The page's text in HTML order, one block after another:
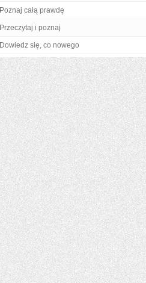
Poznaj całą prawdę
Przeczytaj i poznaj
Dowiedz się, co nowego